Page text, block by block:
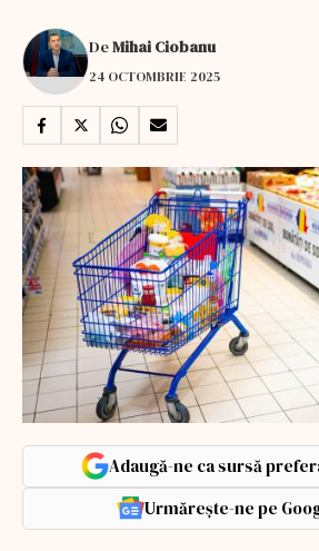
DeMihai Ciobanu
24 OCTOMBRIE 2025
Adaugă-ne ca sursă
Urmărește-ne pe